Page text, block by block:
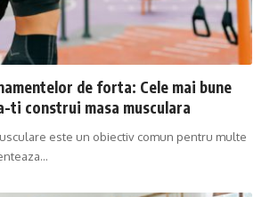
de forta: Cele mai bune
ti construi masa musculara
este un obiectiv comun pentru multe